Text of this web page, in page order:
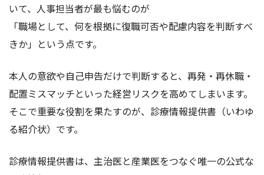
いて、人事担当者が最も悩むのが
「職場として、何を根拠に復職可否や配慮内容を判断すべ
きか」という点です。
本人の意欲や自己申告だけで判断すると、再発・再休職・
配置ミスマッチといった経営リスクを高めてしまいます。
そこで重要な役割を果たすのが、診療情報提供書（いわゆ
る紹介状）です。
診療情報提供書は、主治医と産業医をつなぐ唯一の公式な